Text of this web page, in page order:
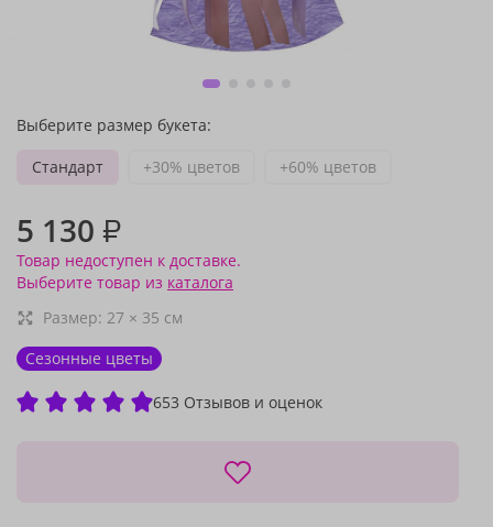
Выберите размер букета:
Стандарт
+30% цветов +60% цветов
5 130 ₽
Товар недоступен к доставке.
Выберите товар из каталога
Размер: 27 × 35 см
Сезонные цветы
653 Отзывов и оценок